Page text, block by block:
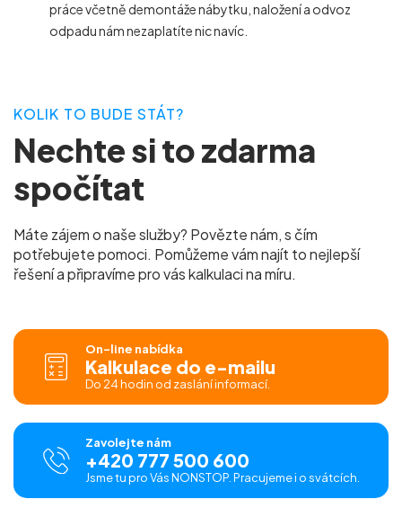
práce včetně demontáže nábytku, naložení a odvoz
odpadu nám nezaplatíte nic navíc.
KOLIK TO BUDE STÁT?
Nechte si to zdarma
spočítat
Máte zájem o naše služby? Povězte nám, s čím
potřebujete pomoci. Pomůžeme vám najít to nejlepší
řešení a připravíme pro vás kalkulaci na míru.
On-line nabídka
Kalkulace do e-mailu
Do 24 hodin od zaslání informací.
Zavolejte nám
+420 777 500 600
Jsme tu pro Vás NONSTOP. Pracujeme i o svátcích.